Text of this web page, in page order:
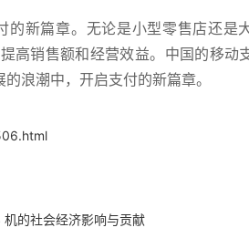
的新篇章。无论是小型零售店还是
高销售额和经营效益。中国的移动
浪潮中，开启支付的新篇章。
机的社会经济影响与贡献